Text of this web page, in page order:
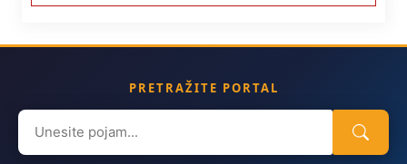
PRETRAŽITE PORTAL
Search
for: